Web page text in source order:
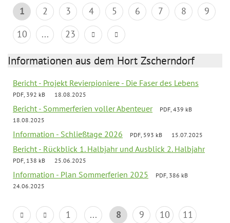
1 2 3 4 5 6 7 8
9
10
... 23
Informationen aus dem Hort Zscherndorf
Bericht - Projekt Revierpioniere - Die Faser des Lebens
PDF, 392 kB 18.08.2025
Bericht - Sommerferien voller Abenteuer
PDF, 439 kB
18.08.2025
Information - Schließtage 2026 PDF, 593 kB 15.07.2025
Bericht - Rückblick 1. Halbjahr und Ausblick 2. Halbjahr
PDF, 138 kB 25.06.2025
Information - Plan Sommerferien 2025
PDF, 386 kB
24.06.2025
1 ... 8 9 10
11